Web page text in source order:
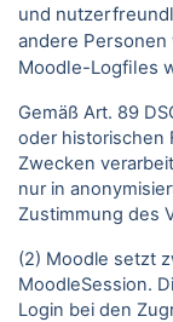
und
andere
Moodle-Logfiles
Gemäß Art. 89
oder historischen
Zwecken
nur in
Zustimmung des
(2) Moodle setzt
MoodleSession.
Login bei den